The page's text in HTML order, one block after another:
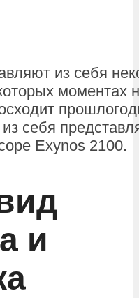
из себя
моментах
себя
Exynos 2100.
и